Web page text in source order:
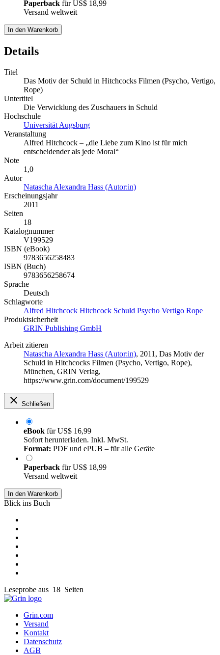
Paperback fürUS$ 18,99
Versand weltweit
In den Warenkorb
Details
Titel
Das Motiv der Schuld in Hitchcocks Filmen (Psycho, Vertigo,
Rope)
Untertitel
Die Verwicklung des Zuschauers in Schuld
Hochschule
Universität Augsburg
Veranstaltung
Alfred Hitchcock – „die Liebe zum Kino ist für mich
entscheidender als jede Moral“
Note
1,0
Autor
Natascha Alexandra Hass (Autor:in)
Erscheinungsjahr
2011
Seiten
18
Katalognummer
V199529
ISBN (eBook)
9783656258483
ISBN (Buch)
9783656258674
Sprache
Deutsch
Schlagworte
Alfred Hitchcock Hitchcock Schuld Psycho Vertigo Rope
Produktsicherheit
GRIN Publishing GmbH
Arbeit zitieren
Natascha Alexandra Hass (Autor:in), 2011, Das Motiv der
Schuld in Hitchcocks Filmen (Psycho, Vertigo, Rope),
München, GRIN Verlag,
https://www.grin.com/document/199529
Schließen
eBook fürUS$ 16,99
Sofort herunterladen. Inkl. MwSt.
Format: PDF und ePUB – für alle Geräte
Paperback fürUS$ 18,99
Versand weltweit
In den Warenkorb
Blick ins Buch
Leseprobe aus 18 Seiten
Grin.com
Versand
Kontakt
Datenschutz
AGB